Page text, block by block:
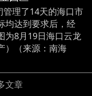
理了14天的海口市
均达到要求后，经
为8月19日海口云龙
）（来源：南海
文章